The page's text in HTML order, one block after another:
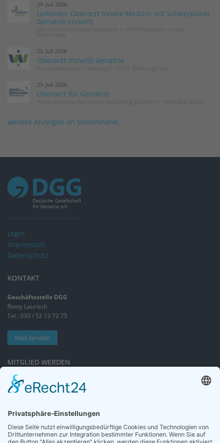
29. Juli 2026
Leitender Oberarzt Innere Medizin mit Schwerpunkt
Geriatrie (m/w/d)
23. Juli 2026
Oberarzt (m/w/d) Geriatrie
23. Juli 2026
Oberarzt für Geriatrie
weitere Anzeigen im Stellenmarkt
Login
Impressum
Datenschutz
KONTAKT
Geschäftsstelle DGG
Romy Laurisch
Tel.: 030 / 52 13 72 75
Mail senden
MITGLIED WERDEN
Sieben gute Gründe
für Ihre Mitgliedschaft